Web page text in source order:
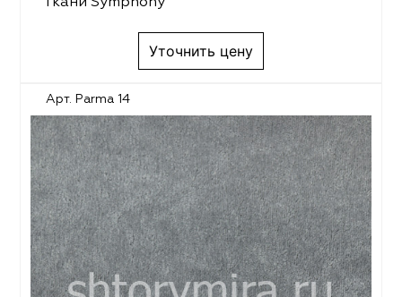
Уточнить цену
Арт. Parma 14